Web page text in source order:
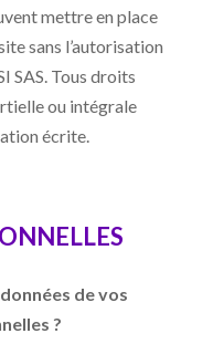
mettre en place
sans l’autorisation
SAS. Tous droits
ou intégrale
écrite.
de vos
?